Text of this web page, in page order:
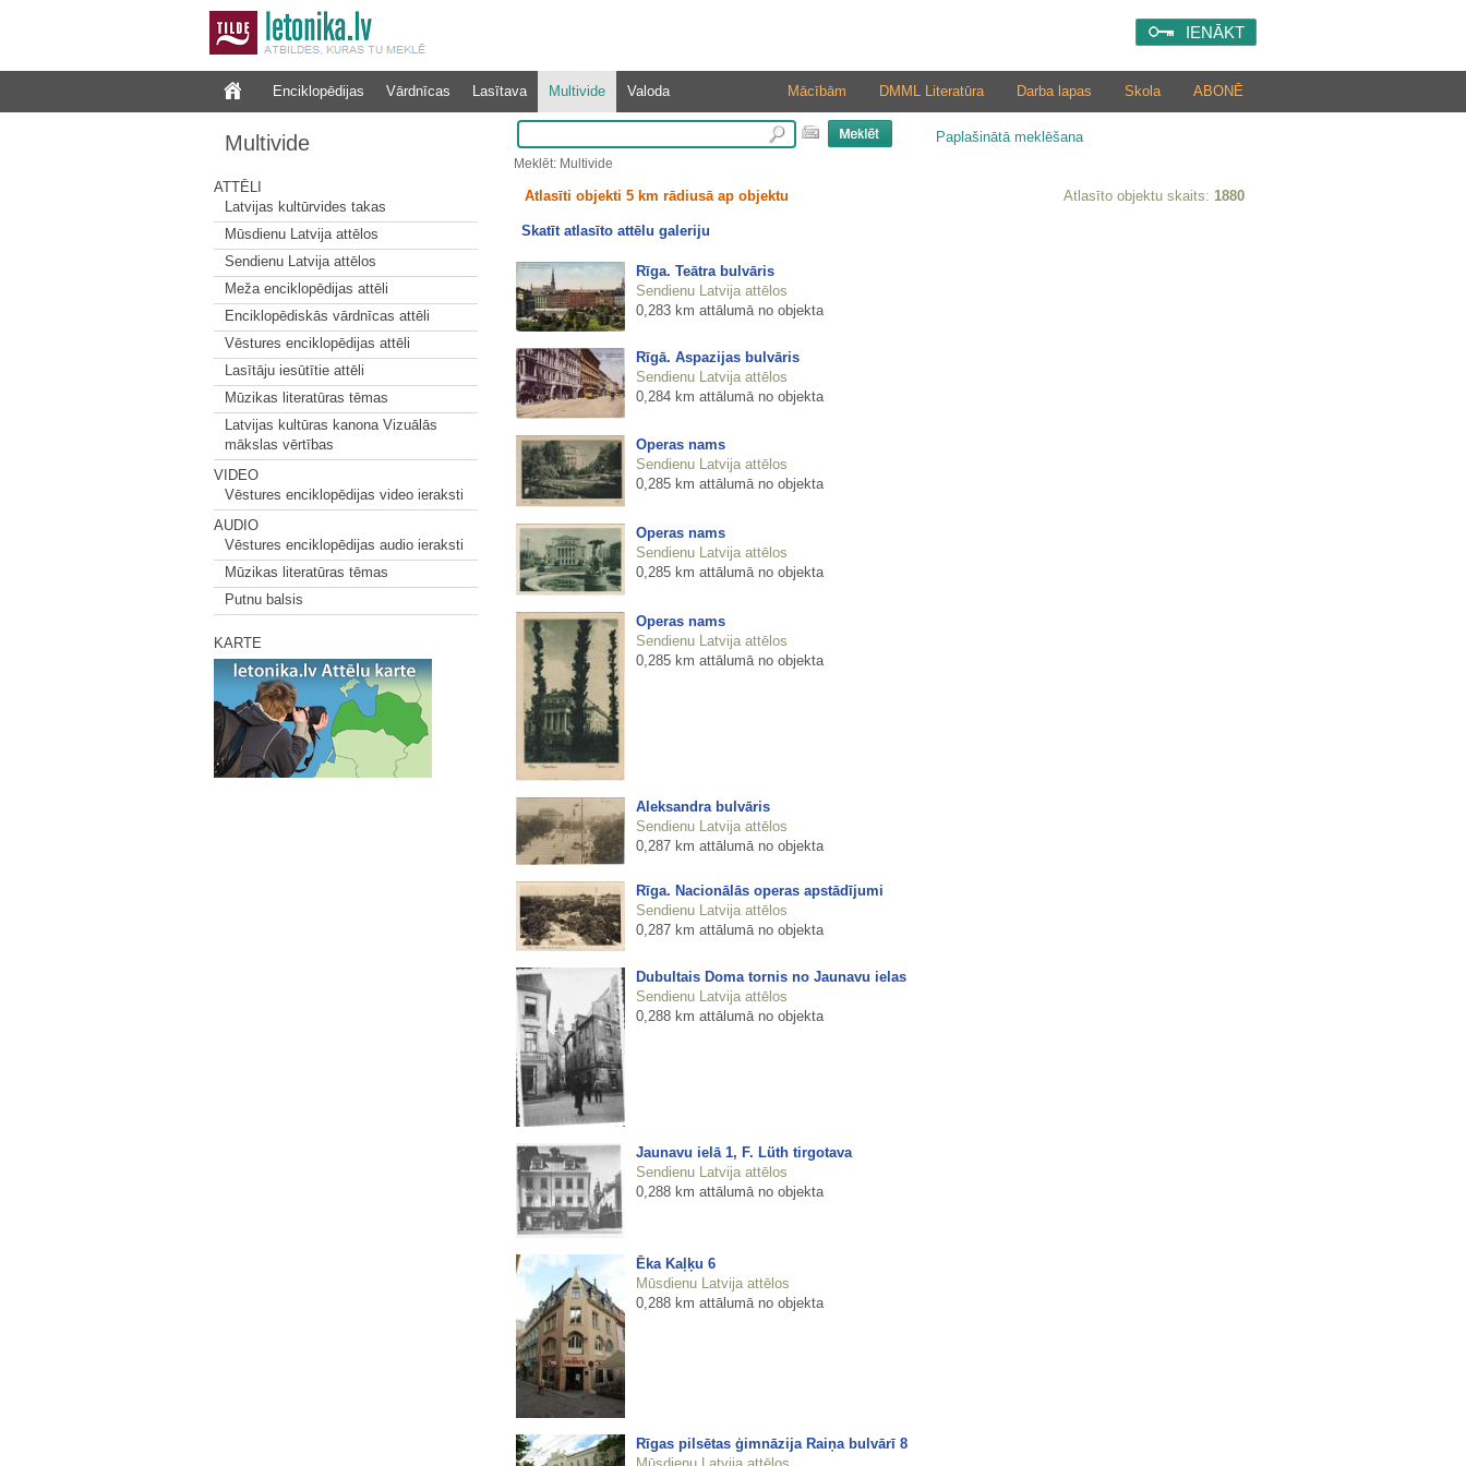
IENĀKT
Enciklopēdijas Vārdnīcas Lasītava Multivide Valoda ABONĒ
Skola
Darba lapas
DMML Literatūra
Mācībām
Multivide
ATTĒLI
Latvijas kultūrvides takas
Mūsdienu Latvija attēlos
Sendienu Latvija attēlos
Meža enciklopēdijas attēli
Enciklopēdiskās vārdnīcas attēli
Vēstures enciklopēdijas attēli
Lasītāju iesūtītie attēli
Mūzikas literatūras tēmas
Latvijas kultūras kanona Vizuālās
mākslas vērtības
VIDEO
Vēstures enciklopēdijas video ieraksti
AUDIO
Vēstures enciklopēdijas audio ieraksti
Mūzikas literatūras tēmas
Putnu balsis
KARTE
Paplašinātā meklēšana
Meklēt: Multivide
Atlasīti objekti 5 km rādiusā ap objektu Atlasīto objektu skaits: 1880
Skatīt atlasīto attēlu galeriju
Rīga. Teātra bulvāris
Sendienu Latvija attēlos
0,283 km attālumā no objekta
Rīgā. Aspazijas bulvāris
Sendienu Latvija attēlos
0,284 km attālumā no objekta
Operas nams
Sendienu Latvija attēlos
0,285 km attālumā no objekta
Operas nams
Sendienu Latvija attēlos
0,285 km attālumā no objekta
Operas nams
Sendienu Latvija attēlos
0,285 km attālumā no objekta
Aleksandra bulvāris
Sendienu Latvija attēlos
0,287 km attālumā no objekta
Rīga. Nacionālās operas apstādījumi
Sendienu Latvija attēlos
0,287 km attālumā no objekta
Dubultais Doma tornis no Jaunavu ielas
Sendienu Latvija attēlos
0,288 km attālumā no objekta
Jaunavu ielā 1, F. Lüth tirgotava
Sendienu Latvija attēlos
0,288 km attālumā no objekta
Ēka Kaļķu 6
Mūsdienu Latvija attēlos
0,288 km attālumā no objekta
Rīgas pilsētas ģimnāzija Raiņa bulvārī 8